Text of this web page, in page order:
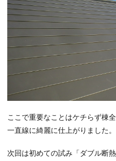
ここで重要なことはケチらず棟
一直線に綺麗に仕上がりました。
次回は初めての試み「ダブル断